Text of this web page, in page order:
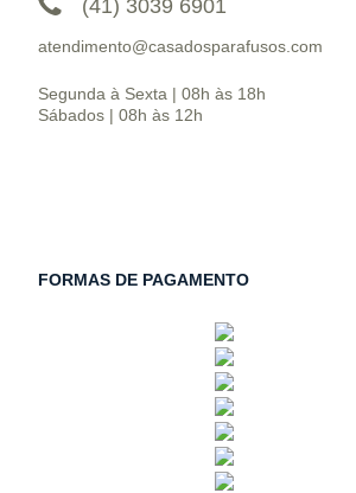
(41) 3039 6901
atendimento@casadosparafusos.com
Segunda à Sexta | 08h às 18h
Sábados | 08h às 12h
FORMAS DE PAGAMENTO